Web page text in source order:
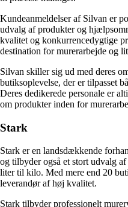
Kundeanmeldelser af Silvan er
udvalg af produkter og
kvalitet og konkurrencedygtige
destination for murerarbejde og
Silvan skiller sig ud med deres
butiksoplevelse, der er tilpasset
Deres dedikerede personale er
om produkter inden for
Stark
Stark er en landsdækkende
og tilbyder også et stort udvalg
liter til kilo. Med mere end 20
leverandør af høj kvalitet.
Stark tilbyder professionelt